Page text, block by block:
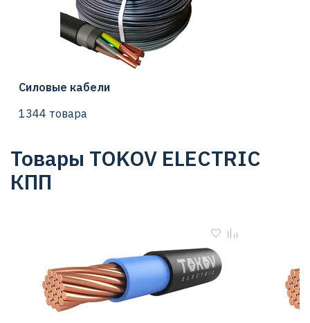
Силовые кабели
1344 товара
Товары TOKOV ELECTRIC
КПП